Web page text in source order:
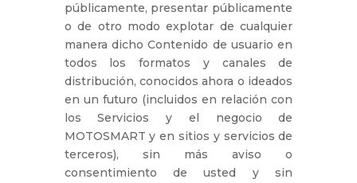
públicamente, presentar públicamente
o de otro modo explotar de cualquier
manera dicho Contenido de usuario en
todos los formatos y canales de
distribución, conocidos ahora o ideados
en un futuro (incluidos en relación con
los Servicios y el negocio de
MOTOSMART y en sitios y servicios de
terceros), sin más aviso o
consentimiento de usted y sin